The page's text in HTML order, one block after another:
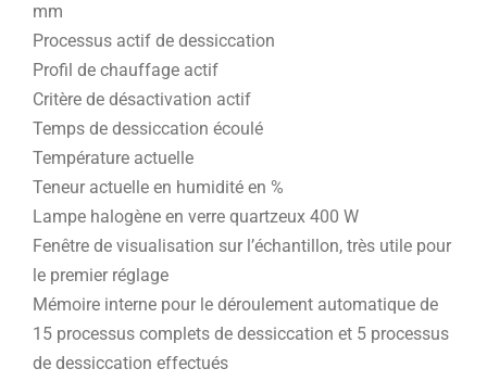
mm
Processus actif de dessiccation
Profil de chauffage actif
Critère de désactivation actif
Temps de dessiccation écoulé
Température actuelle
Teneur actuelle en humidité en %
Lampe halogène en verre quartzeux 400 W
Fenêtre de visualisation sur l’échantillon, très utile pour
le premier réglage
Mémoire interne pour le déroulement automatique de
15 processus complets de dessiccation et 5 processus
de dessiccation effectués